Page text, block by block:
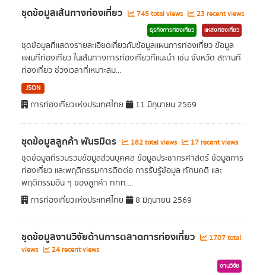
ชุดข้อมูลเส้นทางท่องเที่ยว 745 total views 23 recent views
ธุรกิจการท่องเที่ยว แหล่งท่องเที่ยว
ชุดข้อมูลที่แสดงรายละเอียดเกี่ยวกับข้อมูลแผนการท่องเที่ยว ข้อมูล
แผนที่ท่องเที่ยว ในเส้นทางการท่องเที่ยวที่แนะนำ เช่น จังหวัด สถานที่
ท่องเที่ยว ช่วงเวลาที่เหมาะสม...
JSON
การท่องเที่ยวแห่งประเทศไทย 11 มิถุนายน 2569
ชุดข้อมูลลูกค้า พันธมิตร 182 total views 17 recent views
ชุดข้อมูลที่รวบรวมข้อมูลส่วนบุคคล ข้อมูลประชากรศาสตร์ ข้อมูลการ
ท่องเที่ยว และพฤติกรรมการติดต่อ การรับรู้ข้อมูล ทัศนคติ และ
พฤติกรรมอื่น ๆ ของลูกค้า ททท....
การท่องเที่ยวแห่งประเทศไทย
8 มิถุนายน 2569
ชุดข้อมูลงานวิจัยด้านการตลาดการท่องเที่ยว
1707 total
views
24 recent views
งานวิจัย